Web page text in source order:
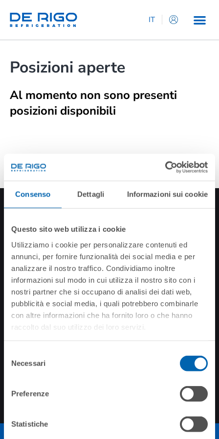
Consenso Dettagli Informazioni sui cookie
Questo sito web utilizza i cookie
Utilizziamo i cookie per personalizzare contenuti ed
annunci, per fornire funzionalità dei social media e per
analizzare il nostro traffico. Condividiamo inoltre
informazioni sul modo in cui utilizza il nostro sito con i
nostri partner che si occupano di analisi dei dati web,
pubblicità e social media, i quali potrebbero combinarle
con altre informazioni che ha fornito loro o che hanno
raccolto dal suo utilizzo dei loro servizi.
delNecessari
Preferenze
Statistiche
IT
EN
Posizioni aperte
Al momento non sono presenti
posizioni disponibili
ISCRIVITI ALLA
NEWSLETTER
Resta aggiornato su
tutte le novità
INVIA
In riferimento alla legislazione vigente in materia di Privacy e al
regolamento UE 679/2016, si precisa che il trattamento dei
sua richiesta. Per approfondimenti visita la pagina:
Privacy
policy